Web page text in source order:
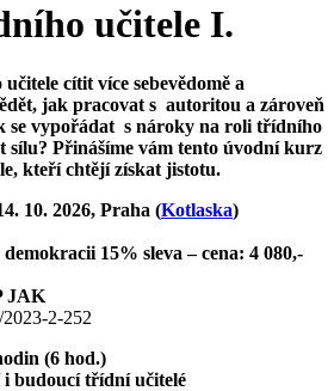
učitele I.
cítit více sebevědomě a
jak pracovat s autoritou a zároveň
se vypořádat s nároky na roli třídního
sílu? Přinášíme vám tento úvodní kurz
kteří chtějí získat jistotu.
10. 2026, Praha (Kotlaska)
15% sleva – cena: 4 080,-
JAK
2-252
(6 hod.)
i budoucí třídní učitelé